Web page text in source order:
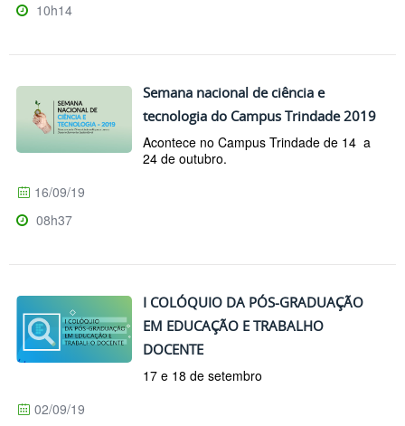
10h14
Semana nacional de ciência e
tecnologia do Campus Trindade 2019
Acontece no Campus Trindade de 14 a
24 de outubro.
16/09/19
08h37
I COLÓQUIO DA PÓS-GRADUAÇÃO
EM EDUCAÇÃO E TRABALHO
DOCENTE
17 e 18 de setembro
02/09/19